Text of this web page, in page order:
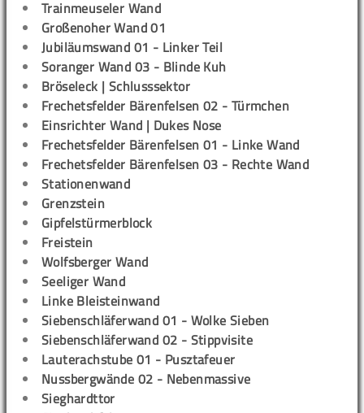
Trainmeuseler Wand
Großenoher Wand 01
Jubiläumswand 01 - Linker Teil
Soranger Wand 03 - Blinde Kuh
Bröseleck | Schlusssektor
Frechetsfelder Bärenfelsen 02 - Türmchen
Einsrichter Wand | Dukes Nose
Frechetsfelder Bärenfelsen 01 - Linke Wand
Frechetsfelder Bärenfelsen 03 - Rechte Wand
Stationenwand
Grenzstein
Gipfelstürmerblock
Freistein
Wolfsberger Wand
Seeliger Wand
Linke Bleisteinwand
Siebenschläferwand 01 - Wolke Sieben
Siebenschläferwand 02 - Stippvisite
Lauterachstube 01 - Pusztafeuer
Nussbergwände 02 - Nebenmassive
Sieghardttor